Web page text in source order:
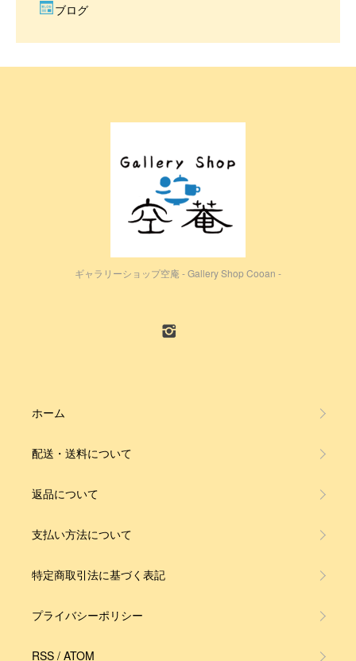
ブログ
ギャラリーショップ空庵 - Gallery Shop Cooan -
ホーム
配送・送料について
返品について
支払い方法について
特定商取引法に基づく表記
プライバシーポリシー
RSS / ATOM